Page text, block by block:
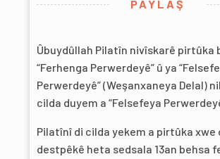
PAYLAŞ
Ûbuydûllah Pilatîn nivîskarê pirtûka
“Ferhenga Perwerdeyê” û ya
Perwerdeyê” (Weşanxaneya Delal)
cilda duyem a “Felsefeya
Pilatînî di cilda yekem a pirtûka xwe
destpêkê heta sedsala 13an behsa